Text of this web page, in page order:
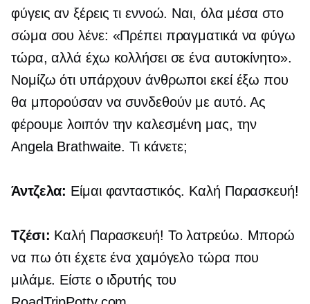
φύγεις αν ξέρεις τι εννοώ. Ναι, όλα μέσα στο
σώμα σου λένε: «Πρέπει πραγματικά να φύγω
τώρα, αλλά έχω κολλήσει σε ένα αυτοκίνητο».
Νομίζω ότι υπάρχουν άνθρωποι εκεί έξω που
θα μπορούσαν να συνδεθούν με αυτό. Ας
φέρουμε λοιπόν την καλεσμένη μας, την
Angela Brathwaite. Τι κάνετε;
Άντζελα: Είμαι φανταστικός. Καλή Παρασκευή!
Τζέσι: Καλή Παρασκευή! Το λατρεύω. Μπορώ
να πω ότι έχετε ένα χαμόγελο τώρα που
μιλάμε. Είστε ο ιδρυτής του